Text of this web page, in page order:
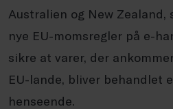
Australien og New Zealand,
nye EU-momsregler på e-
sikre at varer, der
EU-lande, bliver behandlet
henseende.